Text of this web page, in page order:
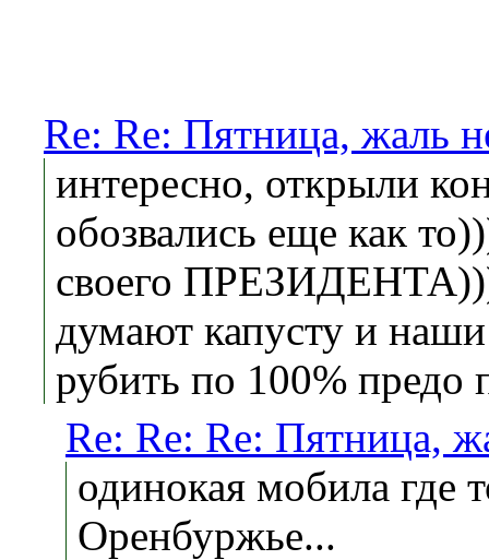
Re: Re: Пятница, жаль
интересно, открыли
обозвались еще как
своего
думают капусту и
рубить по 100% предо
Re: Re: Re: Пятница,
одинокая мобила где
Оренбуржье...